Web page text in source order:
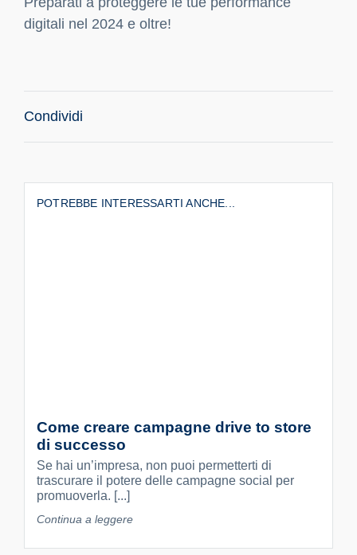
digitali nel 2024 e oltre!
Condividi
POTREBBE INTERESSARTI ANCHE...
Come creare campagne drive to store
di successo
Se hai un’impresa, non puoi permetterti di
trascurare il potere delle campagne social per
promuoverla. [...]
Continua a leggere